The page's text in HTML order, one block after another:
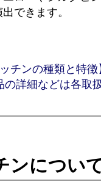
できます。
チンの種類と特
詳細などは各取
ンについ